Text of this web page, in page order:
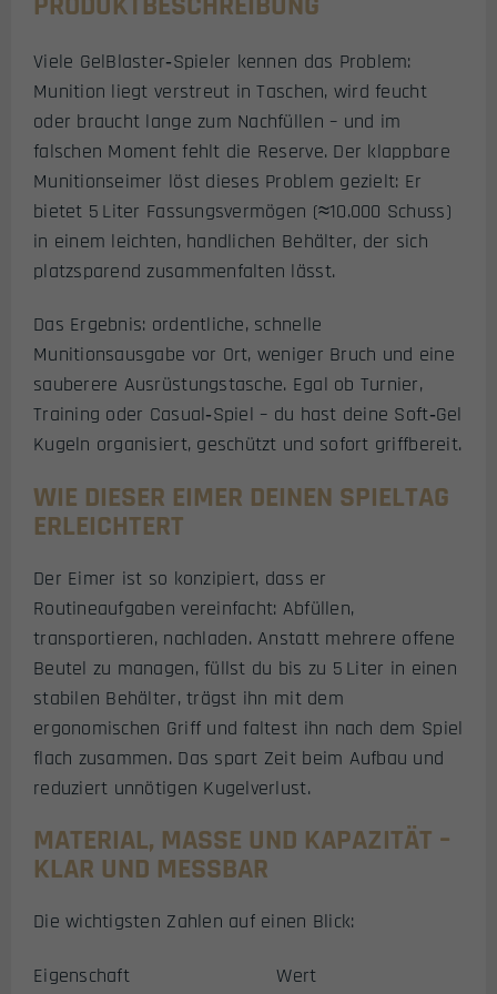
Viele GelBlaster‑Spieler kennen das Problem:
Munition liegt verstreut in Taschen, wird feucht
oder braucht lange zum Nachfüllen – und im
falschen Moment fehlt die Reserve. Der klappbare
Munitionseimer löst dieses Problem gezielt: Er
bietet 5 Liter Fassungsvermögen (≈10.000 Schuss)
in einem leichten, handlichen Behälter, der sich
platzsparend zusammenfalten lässt.
Das Ergebnis: ordentliche, schnelle
Munitionsausgabe vor Ort, weniger Bruch und eine
sauberere Ausrüstungstasche. Egal ob Turnier,
Training oder Casual‑Spiel – du hast deine Soft‑Gel
Kugeln organisiert, geschützt und sofort griffbereit.
WIE DIESER EIMER DEINEN SPIELTAG
ERLEICHTERT
Der Eimer ist so konzipiert, dass er
Routineaufgaben vereinfacht: Abfüllen,
transportieren, nachladen. Anstatt mehrere offene
Beutel zu managen, füllst du bis zu 5 Liter in einen
stabilen Behälter, trägst ihn mit dem
ergonomischen Griff und faltest ihn nach dem Spiel
flach zusammen. Das spart Zeit beim Aufbau und
reduziert unnötigen Kugelverlust.
MATERIAL, MASSE UND KAPAZITÄT – K
LAR UND MESSBAR
Die wichtigsten Zahlen auf einen Blick:
Eigenschaft
Wert